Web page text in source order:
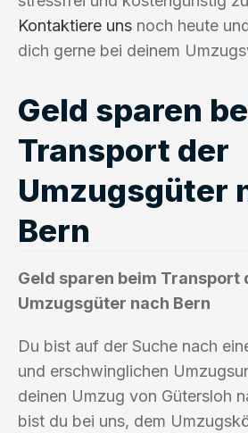
Kontaktiere uns noch heute
dich gerne bei deinem
Geld sparen
Transport der
Umzugsgüter
Bern
Geld sparen beim Transport
Umzugsgüter nach Bern
Du bist auf der Suche nach
und erschwinglichen
deinen Umzug von Gütersloh
bist du bei uns, dem